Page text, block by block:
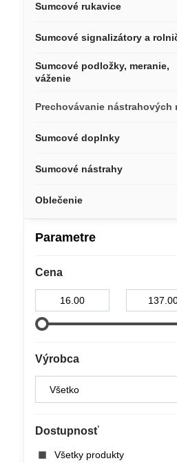
Parametre
Cena
Výrobca
Dostupnosť
Všetky produkty
Sumcové rukavice
Sumcové signalizátory a
Sumcové podložky, meranie,
váženie
Prechovávanie nástrahových
Sumcové doplnky
Sumcové nástrahy
Oblečenie